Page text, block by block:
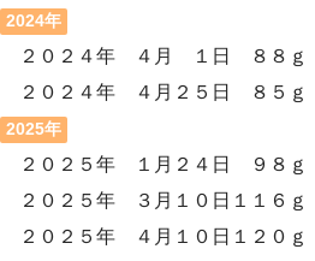
2024年
２０２４年 ４月 １日 ８８ｇ
２０２４年 ４月２５日 ８５ｇ
2025年
２０２５年 １月２４日 ９８ｇ
２０２５年 ３月１０日１１６ｇ
２０２５年 ４月１０日１２０ｇ